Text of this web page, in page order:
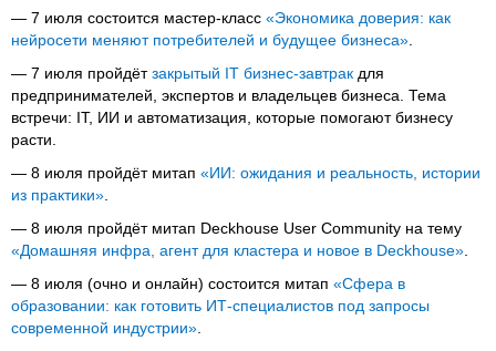
— 7 июля состоится мастер-класс «Экономика доверия: как
нейросети меняют потребителей и будущее бизнеса»
— 7 июля пройдётзакрытый IT бизнес-завтрак для
предпринимателей, экспертов и владельцев бизнеса. Тема
встречи: IT, ИИ и автоматизация, которые помогают бизнесу
расти.
— 8 июля пройдёт митап «ИИ: ожидания и реальность, истории
из практики»
— 8 июля пройдёт митап Deckhouse User Community на тему
«Домашняя инфра, агент для кластера и новое в Deckhouse»
— 8 июля (очно и онлайн) состоится митап «Сфера в
образовании: как готовить ИТ-специалистов под запросы
современной индустрии»